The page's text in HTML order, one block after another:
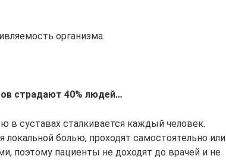
организма.
страдают 40% людей…
в суставах сталкивается каждый человек.
болью, проходят самостоятельно или
поэтому пациенты не доходят до врачей и не